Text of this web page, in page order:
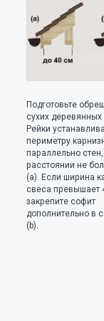
Подготовьте
сухих деревянных
Рейки
периметру
параллельно стен,
расстоянии не
(а). Если ширина
свеса превышает
закрепите софит
дополнительно в
(b).